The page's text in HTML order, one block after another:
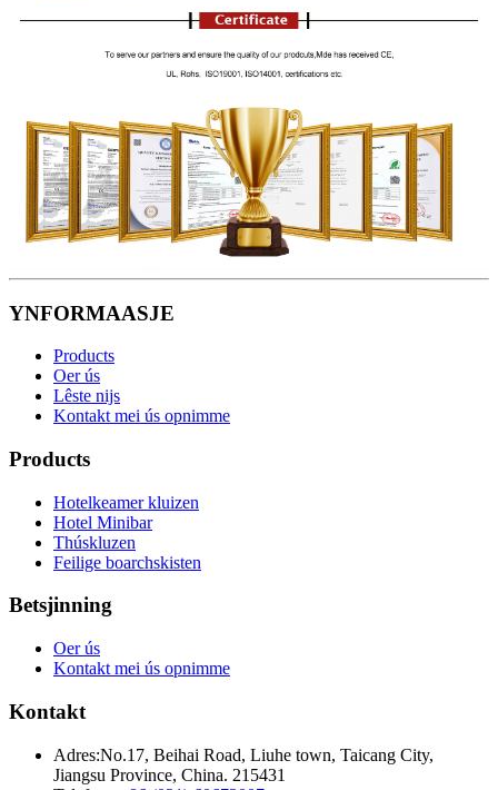
YNFORMAASJE
Products
Oer ús
Lêste nijs
Kontakt mei ús opnimme
Products
Hotelkeamer kluizen
Hotel Minibar
Thúskluzen
Feilige boarchskisten
Betsjinning
Oer ús
Kontakt mei ús opnimme
Kontakt
Adres:No.17, Beihai Road, Liuhe town, Taicang City,
Jiangsu Province, China. 215431